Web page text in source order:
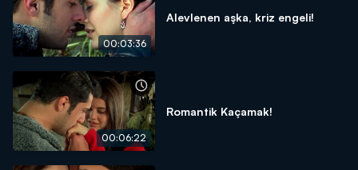
00:03:36
Alevlenen aşka, kriz engeli!
00:06:22
Romantik Kaçamak!